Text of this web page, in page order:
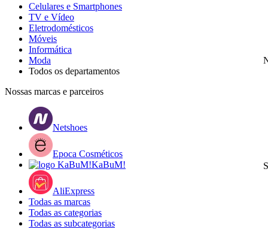
Celulares e Smartphones
TV e Vídeo
Eletrodomésticos
Móveis
Informática
Moda
Todos os departamentos
Nossas marcas e parceiros
Netshoes
Epoca Cosméticos
KaBuM!
AliExpress
Todas as marcas
Todas as categorias
Todas as subcategorias